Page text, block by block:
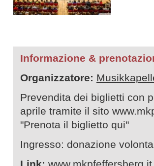
Informazione &
Organizzatore:
Prevendita dei biglietti con
aprile tramite il sito
"Prenota il biglietto qui"
Ingresso: donazione